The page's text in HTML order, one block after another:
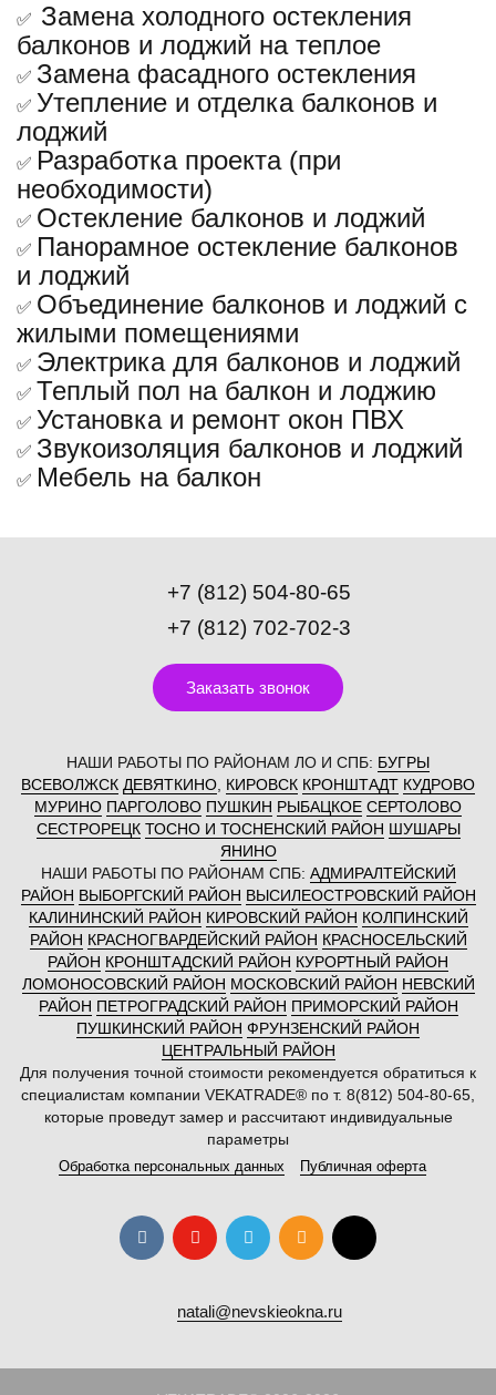
✅ Замена холодного остекления
балконов и лоджий на теплое
✅ Замена фасадного остекления
✅ Утепление и отделка балконов и
лоджий
✅ Разработка проекта (при
необходимости)
✅ Остекление балконов и лоджий
✅ Панорамное остекление балконов
и лоджий
✅ Объединение балконов и лоджий с
жилыми помещениями
✅ Электрика для балконов и лоджий
✅ Теплый пол на балкон и лоджию
✅ Установка и ремонт окон ПВХ
✅ Звукоизоляция балконов и лоджий
✅ Мебель на балкон
+7 (812) 504-80-65
+7 (812) 702-702-3
Заказать звонок
НАШИ РАБОТЫ ПО РАЙОНАМ ЛО И СПБ: БУГРЫ
ВСЕВОЛЖСК ДЕВЯТКИНО КИРОВСК КРОНШТАДТ КУДРОВО
МУРИНО ПАРГОЛОВО ПУШКИН РЫБАЦКОЕ СЕРТОЛОВО
СЕСТРОРЕЦК ТОСНО И ТОСНЕНСКИЙ РАЙОН ШУШАРЫ
ЯНИНО
НАШИ РАБОТЫ ПО РАЙОНАМ СПБ: АДМИРАЛТЕЙСКИЙ
РАЙОН ВЫБОРГСКИЙ РАЙОН ВЫСИЛЕОСТРОВСКИЙ РАЙОН
КАЛИНИНСКИЙ РАЙОН КИРОВСКИЙ РАЙОН КОЛПИНСКИЙ
РАЙОН КРАСНОГВАРДЕЙСКИЙ РАЙОН КРАСНОСЕЛЬСКИЙ
РАЙОН КРОНШТАДСКИЙ РАЙОН КУРОРТНЫЙ РАЙОН
ЛОМОНОСОВСКИЙ РАЙОН МОСКОВСКИЙ РАЙОН НЕВСКИЙ
РАЙОН ПЕТРОГРАДСКИЙ РАЙОН ПРИМОРСКИЙ РАЙОН
ПУШКИНСКИЙ РАЙОН ФРУНЗЕНСКИЙ РАЙОН
ЦЕНТРАЛЬНЫЙ РАЙОН
Для получения точной стоимости рекомендуется обратиться к
специалистам компании VEKATRADE® по т. 8(812) 504-80-65,
которые проведут замер и рассчитают индивидуальные
параметры
Обработка персональных данных Публичная оферта
natali@nevskieokna.ru